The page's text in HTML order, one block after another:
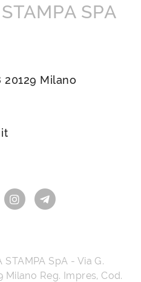
SPA
20129 Milano
STAMPA SpA - Via G.
Milano Reg. Impres, Cod.